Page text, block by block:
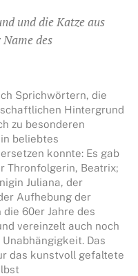
und die Katze aus
des
Sprichwörtern, die
Hintergrund
zu besonderen
beliebtes
konnte: Es gab
Thronfolgerin, Beatrix;
Juliana, der
Aufhebung der
60er Jahre des
vereinzelt auch noch
Das
das kunstvoll gefaltete